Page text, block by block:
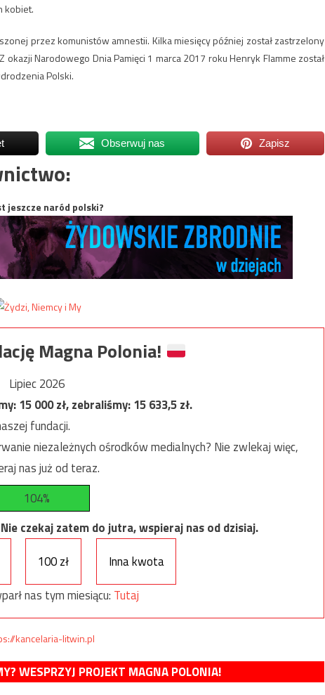
kobiet.
przez komunistów amnestii. Kilka miesięcy później został zastrzelony
Narodowego Dnia Pamięci 1 marca 2017 roku Henryk Flamme został
Polski.
Obserwuj nas Zapisz
jeszcze naród polski?
Magna Polonia!
Lipiec 2026
15 000zł, zebraliśmy:15 633,5zł.
fundacji.
niezależnych ośrodków medialnych? Nie zwlekaj więc,
nas już od teraz.
104%
czekaj zatem do jutra, wspieraj nas od dzisiaj.
100 zł
Inna kwota
nas tym miesiącu: Tutaj
kancelaria-litwin.pl
WESPRZYJ PROJEKT MAGNA POLONIA!